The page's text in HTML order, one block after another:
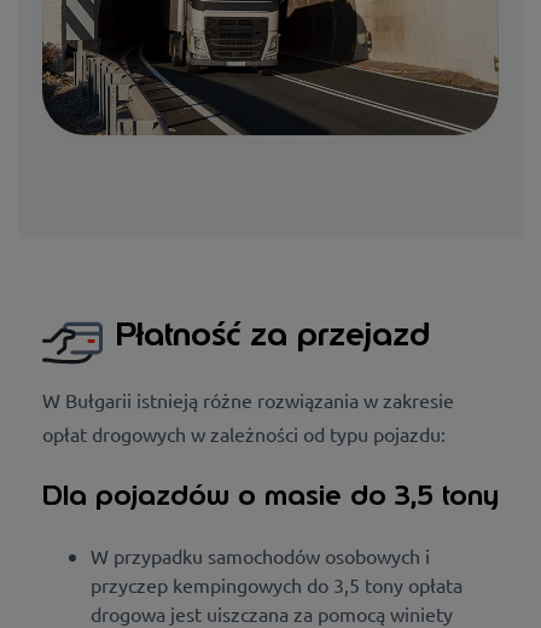
Płatność za przejazd
W Bułgarii istnieją różne rozwiązania w zakresie
opłat drogowych w zależności od typu pojazdu:
Dla pojazdów o masie do 3,5 tony
W przypadku samochodów osobowych i
przyczep kempingowych do 3,5 tony opłata
drogowa jest uiszczana za pomocą winiety